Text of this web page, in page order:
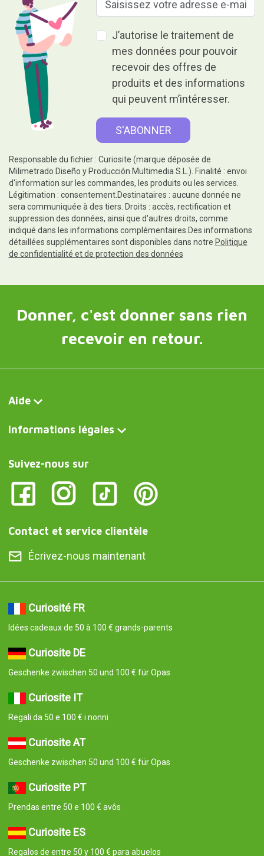
J’autorise le traitement de
mes données pour pouvoir
recevoir des offres de
produits et des informations
qui peuvent m’intéresser.
Responsable du fichier : Curiosite (marque déposée de
Milimetrado Diseño y Producción Multimedia S.L.). Finalité : envoi
d'information sur les commandes, les produits ou les services.
Légitimation : consentement.Destinataires : aucune donnée ne
sera communiquée à des tiers. Droits : accès, rectification et
suppression des données, ainsi que d'autres droits, comme
indiqué dans les informations complémentaires.Des informations
détaillées supplémentaires sont disponibles dans notre Politique
de confidentialité et de protection des données
Donner, c'est donner sans rien
recevoir en retour.
Aide
Informations légales
Suivez-nous sur
Contact et service clientèle
Écrivez-nous maintenant
Curiosité FR
Idées cadeaux de 50 à 100 € grands-parents
Curiosite DE
Geschenke zwischen 50 und 100 € für Opas
Curiosite IT
Regali da 50 e 100 € i nonni
Curiosite AT
Geschenke zwischen 50 und 100 € für Opas
Curiosite PT
Prendas entre 50 e 100 € avôs
Curiosite ES
Regalos de entre 50 y 100 € para abuelos